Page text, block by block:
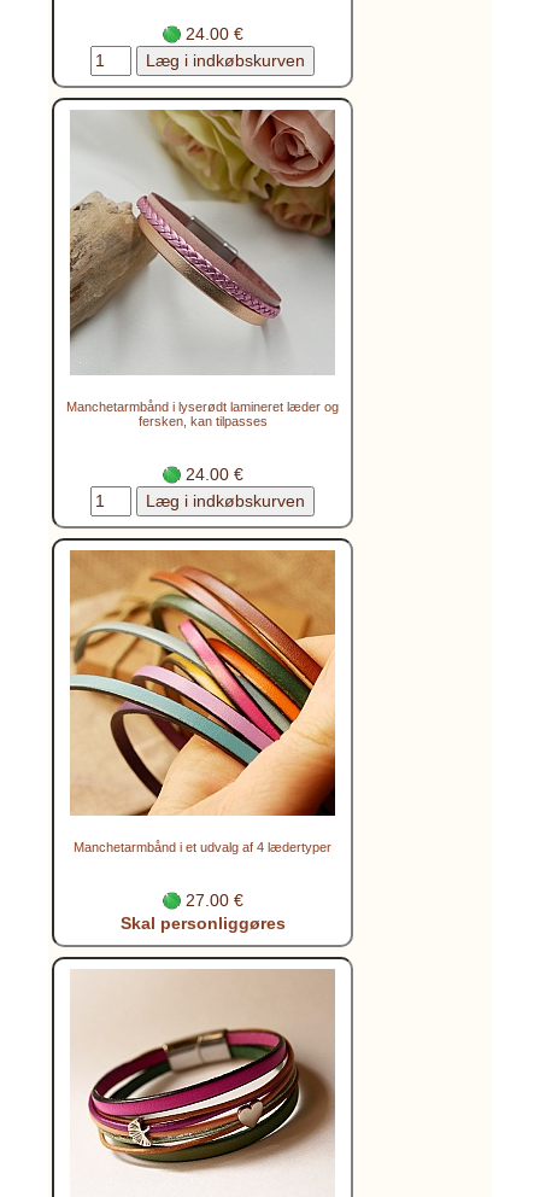
24.00 €
Manchetarmbånd i lyserødt lamineret læder og
fersken, kan tilpasses
24.00 €
Manchetarmbånd i et udvalg af 4 lædertyper
27.00 €
Skal personliggøres